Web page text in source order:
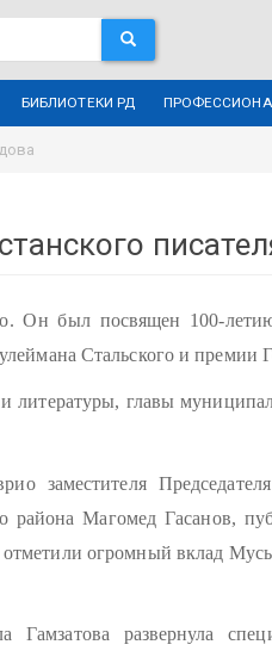
ПОИСК
БИБЛИОТЕКИ РД
Он был посвящен 100-
Стальского и премии
литературы, главы
заместителя
района Магомед Гасанов,
огромный вклад
развернула